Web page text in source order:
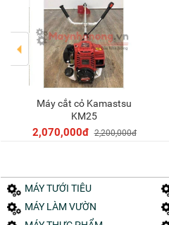
Thêm vào giỏ
Máy cắt cỏ Kamastsu
KM25
2,070,000đ 2,200,000đ
MÁY TƯỚI TIÊU
MÁY LÀM VƯỜN